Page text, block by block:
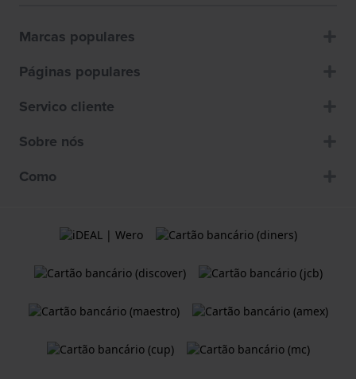
Marcas populares
Páginas populares
Servico cliente
Sobre nós
Como